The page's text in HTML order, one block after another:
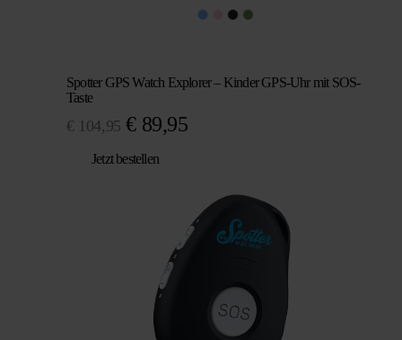
Spotter GPS Watch Explorer – Kinder GPS-Uhr mit SOS-
Taste
€ 104,95 Ursprünglicher
Preis
€ 89,95Aktueller
€ 89,95.
Jetzt bestellen